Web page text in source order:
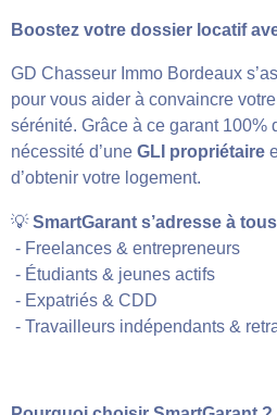
Boostez votre dossier locatif
GD Chasseur Immo Bordeaux
pour vous aider à convaincre
sérénité. Grâce à ce garant 100%
nécessité d’une GLI propriétaire
d’obtenir votre logement.
💡SmartGarant s’adresse à
- Freelances & entrepreneurs
- Étudiants & jeunes actifs
- Expatriés & CDD
- Travailleurs indépendants &